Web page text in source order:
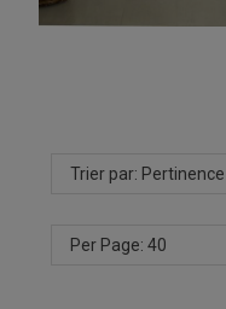
Trier par: Pertinence
Per Page: 40